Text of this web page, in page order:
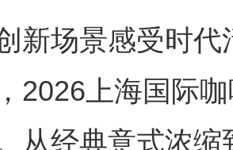
场景感受时代
2026上海国际
从经典意式浓